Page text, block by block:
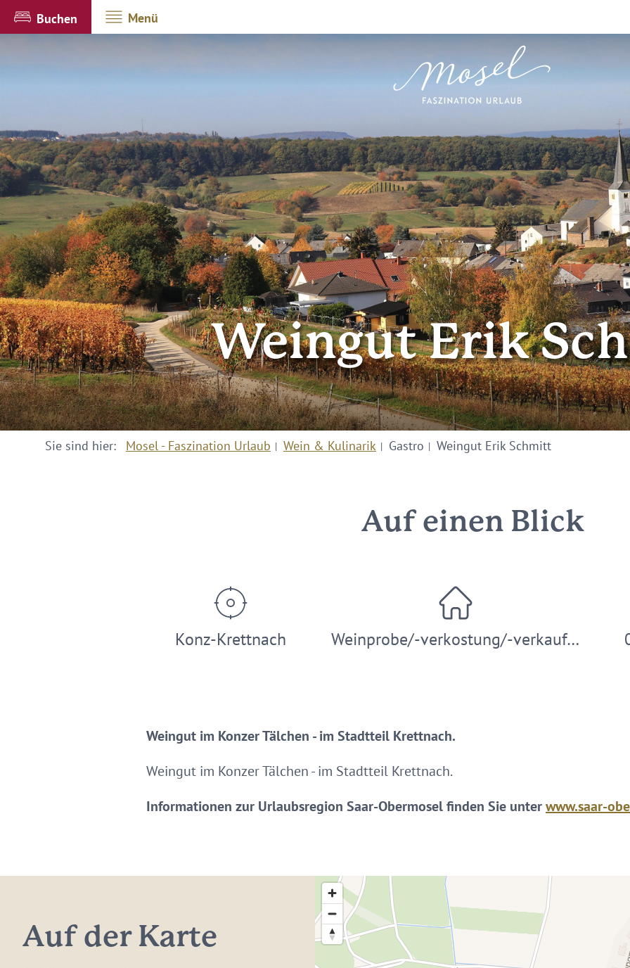
Buchen Menü
Weingut Erik
Sie sind hier: Mosel - Faszination Urlaub Wein & Kulinarik Gastro Weingut Erik Schmitt
Auf einen Blick
Konz-Krettnach Weinprobe/-verkostung/-verkauf…
Weingut im Konzer Tälchen - im Stadtteil Krettnach.
Weingut im Konzer Tälchen - im Stadtteil Krettnach.
Informationen zur Urlaubsregion Saar-Obermosel finden Sie unterwww.saar-
Auf der Karte